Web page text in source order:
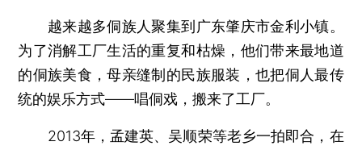
越来越多侗族人聚集到广东肇庆市金利小镇。
为了消解工厂生活的重复和枯燥，他们带来最地道
的侗族美食，母亲缝制的民族服装，也把侗人最传
统的娱乐方式——唱侗戏，搬来了工厂。
2013年，孟建英、吴顺荣等老乡一拍即合，在